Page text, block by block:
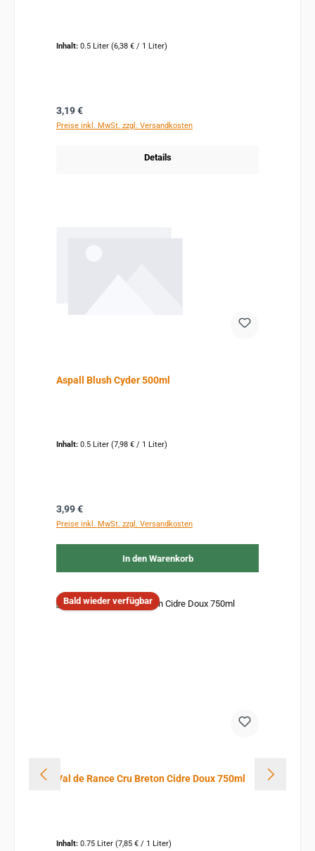
Inhalt: 0.5 Liter (6,38 € / 1 Liter)
Regulärer Preis:
3,19 €
Preise inkl. MwSt. zzgl. Versandkosten
Details
Aspall Blush Cyder 500ml
Inhalt: 0.5 Liter (7,98 € / 1 Liter)
Regulärer Preis:
3,99 €
Preise inkl. MwSt. zzgl. Versandkosten
In den Warenkorb
Bald wieder verfügbar
Val de Rance Cru Breton Cidre Doux 750ml
Inhalt: 0.75 Liter (7,85 € / 1 Liter)